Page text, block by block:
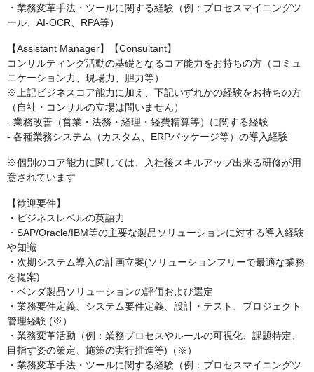
・業務変革手法・ツールに関する経験（例：プロセスマイニングツ
ール、AI-OCR、RPA等）
【Assistant Manager】【Consultant】
コンサルティング活動の基礎となるコア能力をお持ちの方（コミュ
ニケーション力、現場力、胆力等）
※上記ビジネスコア能力に加え、下記いずれかの経験をお持ちの方
（自社・コンサルの立場は問いません）
- 業務改善（営業・法務・経理・経費精算等）に関する経験
- 各種業務システム（カスタム、ERPパッケージ等）の導入経験
※個別のコア能力に関しては、入社後スキルアップ出来る研修が用
意されています
【歓迎要件】
・ビジネスレベルの英語力
・SAP/Oracle/IBM等の主要な製品ソリューションに対する導入経験
や知識
・次期システム導入の計画立案(ソリューションフリーで最適な業務
を提案)
・ベンダ製品ソリューションの評価および選定
・業務要件定義、システム要件定義、設計・テスト、プロジェクト
管理経験 (※）
・業務変革活動（例：業務プロセスやルールの可視化、課題特定、
目指す姿の策定、施策の実行推進等)（※）
・業務変革手法・ツールに関する経験（例：プロセスマイニングツ